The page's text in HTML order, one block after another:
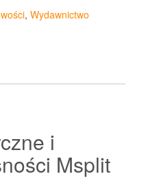
, Wydawnictwo
i
Msplit